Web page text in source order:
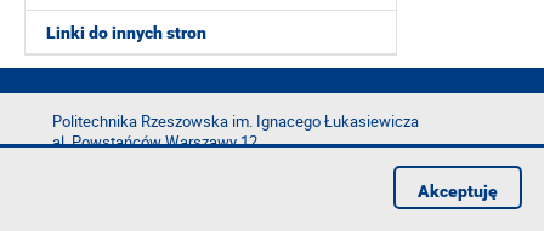
Linki do innych stron
Politechnika Rzeszowska im. Ignacego Łukasiewicza
al. Powstańców Warszawy 12
Akceptuję